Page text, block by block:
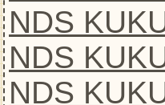
NDS
NDS
NDS